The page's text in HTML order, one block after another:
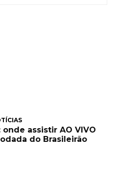
assistir AO VIVO
do Brasileirão